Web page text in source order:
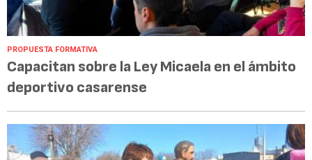
PROPUESTA FORMATIVA
Capacitan sobre la Ley Micaela en el ámbito
deportivo casarense